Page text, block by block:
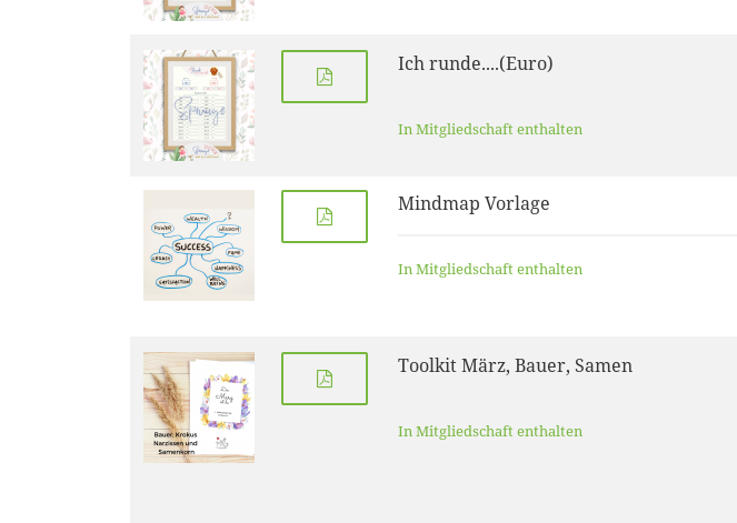
Ich runde....(Euro)
In Mitgliedschaft enthalten
Mindmap Vorlage
In Mitgliedschaft enthalten
Toolkit März, Bauer, Samen
In Mitgliedschaft enthalten